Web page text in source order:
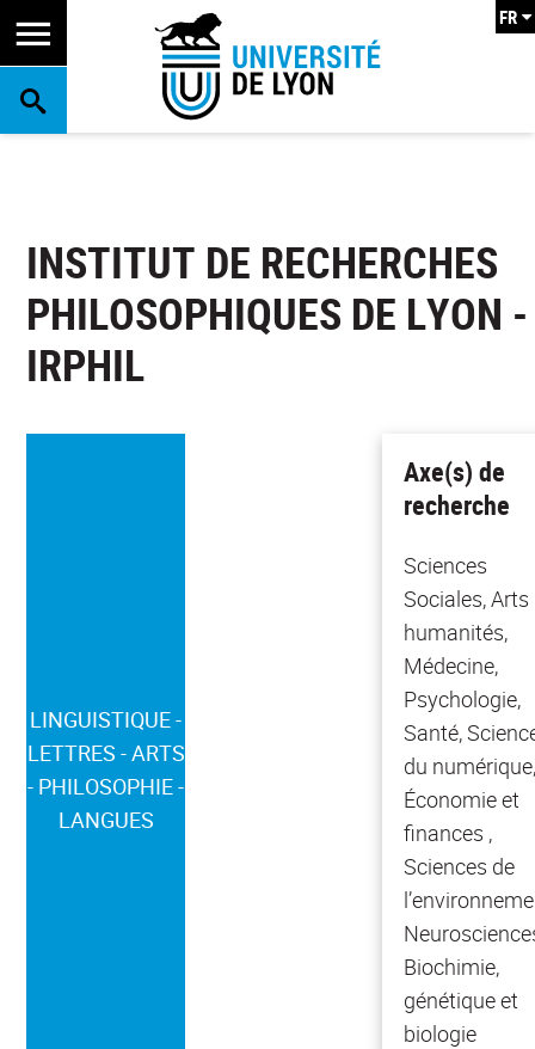
RECHERCHE
FR
INSTITUT DE RECHERCHES
PHILOSOPHIQUES DE LYON -
IRPHIL
Axe(s) de
recherche
Sciences
Sociales, Arts
humanités,
Médecine,
Psychologie,
Santé,
du numérique,
Économie et
finances ,
Sciences de
Biochimie,
génétique et
biologie
LINGUISTIQUE -
LETTRES - ARTS
- PHILOSOPHIE -
LANGUES